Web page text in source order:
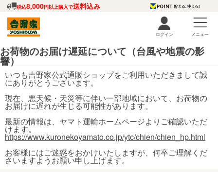
税込8,000円以上購入で送料込み
ログイン メニュー
お荷物のお届け遅延について（台風や地震の影
響）
いつも吉野家公式通販ショップをご利用いただきまして誠
にありがとうございます。
現在、悪天候・天災等に伴い一部地域において、お荷物の
お届けに遅れが生じる可能性があります。
最新の情報は、ヤマト運輸ホームページよりご確認いただ
けます。
https://www.kuronekoyamato.co.jp/ytc/chien/chien_hp.html
お客様にはご迷惑をおかけいたしますが、何卒ご理解くだ
さいますようお願い申し上げます。